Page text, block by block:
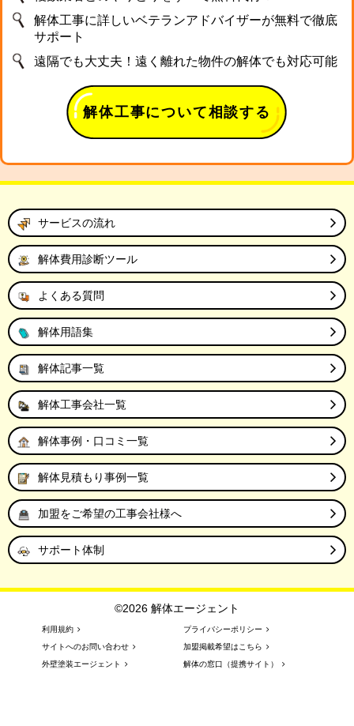
解体工事に詳しいベテランアドバイザーが無料で徹底
サポート
遠隔でも大丈夫！遠く離れた物件の解体でも対応可能
解体工事について相談する
サービスの流れ
解体費用診断ツール
よくある質問
解体用語集
解体記事一覧
解体工事会社一覧
解体事例・口コミ一覧
解体見積もり事例一覧
加盟をご希望の工事会社様へ
サポート体制
©2026 解体エージェント
利用規約
プライバシーポリシー
サイトへのお問い合わせ
加盟掲載希望はこちら
外壁塗装エージェント
解体の窓口（提携サイト）